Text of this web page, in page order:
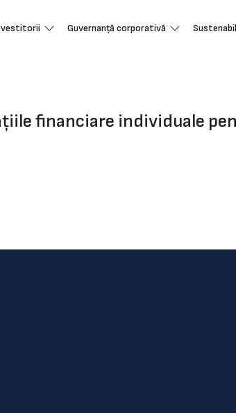
Guvernanță corporativă
financiare individuale